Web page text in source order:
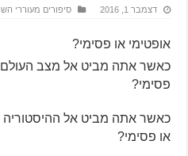
דצמבר 1, 2016 סיפורים מעוררי
אופטימי או פסימי?
כאשר אתה מביט אל מצב העולם
פסימי?
כאשר אתה מביט אל ההיסטוריה
או פסימי?